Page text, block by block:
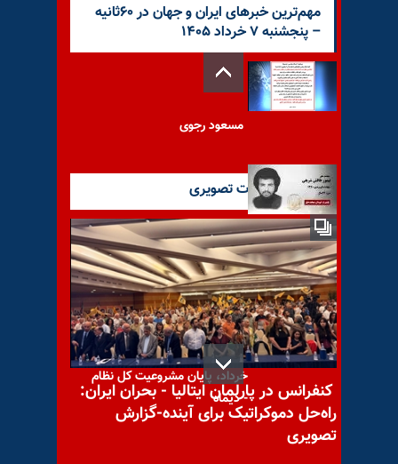
مهم‌ترین خبرهای ایران و جهان در ۶۰ثانیه
– پنجشنبه ۷ خرداد ۱۴۰۵
مسعود رجوی
با یاد مجاهد شهید تیمور طالش
شریفی
مصاحبه مسعود رجوی - ۳۰
خرداد، پایان مشروعیت کل نظام
- دیماه
آخرین گزارشات تصویری
کنفرانس در پارلمان ایتالیا - بحران ایران:
راه‌حل دموکراتیک برای آینده-گزارش
تصویری